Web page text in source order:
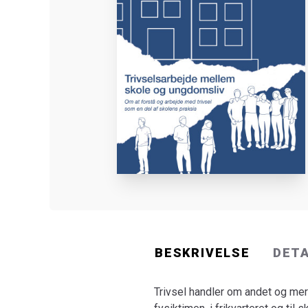
BESKRIVELSE
Trivsel handler om andet og